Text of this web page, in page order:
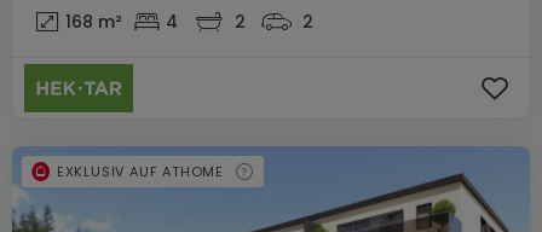
168 m² 4 2 2
EXKLUSIV AUF ATHOME